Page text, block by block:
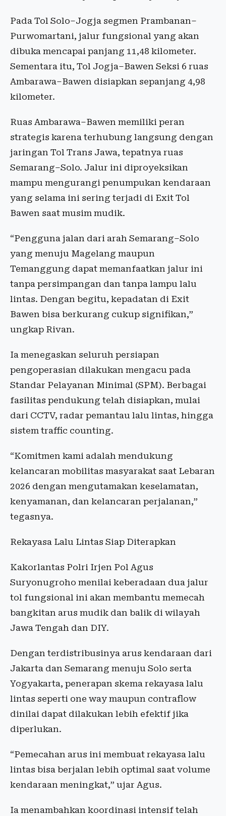
Pada Tol Solo–Jogja segmen Prambanan–
Purwomartani, jalur fungsional yang akan
dibuka mencapai panjang 11,48 kilometer.
Sementara itu, Tol Jogja–Bawen Seksi 6 ruas
Ambarawa–Bawen disiapkan sepanjang 4,98
kilometer.
Ruas Ambarawa–Bawen memiliki peran
strategis karena terhubung langsung dengan
jaringan Tol Trans Jawa, tepatnya ruas
Semarang–Solo. Jalur ini diproyeksikan
mampu mengurangi penumpukan kendaraan
yang selama ini sering terjadi di Exit Tol
Bawen saat musim mudik.
“Pengguna jalan dari arah Semarang–Solo
yang menuju Magelang maupun
Temanggung dapat memanfaatkan jalur ini
tanpa persimpangan dan tanpa lampu lalu
lintas. Dengan begitu, kepadatan di Exit
Bawen bisa berkurang cukup signifikan,”
ungkap Rivan.
Ia menegaskan seluruh persiapan
pengoperasian dilakukan mengacu pada
Standar Pelayanan Minimal (SPM). Berbagai
fasilitas pendukung telah disiapkan, mulai
dari CCTV, radar pemantau lalu lintas, hingga
sistem traffic counting.
“Komitmen kami adalah mendukung
kelancaran mobilitas masyarakat saat Lebaran
2026 dengan mengutamakan keselamatan,
kenyamanan, dan kelancaran perjalanan,”
tegasnya.
Rekayasa Lalu Lintas Siap Diterapkan
Kakorlantas Polri Irjen Pol Agus
Suryonugroho menilai keberadaan dua jalur
tol fungsional ini akan membantu memecah
bangkitan arus mudik dan balik di wilayah
Jawa Tengah dan DIY.
Dengan terdistribusinya arus kendaraan dari
Jakarta dan Semarang menuju Solo serta
Yogyakarta, penerapan skema rekayasa lalu
lintas seperti one way maupun contraflow
dinilai dapat dilakukan lebih efektif jika
diperlukan.
“Pemecahan arus ini membuat rekayasa lalu
lintas bisa berjalan lebih optimal saat volume
kendaraan meningkat,” ujar Agus.
Ia menambahkan koordinasi intensif telah